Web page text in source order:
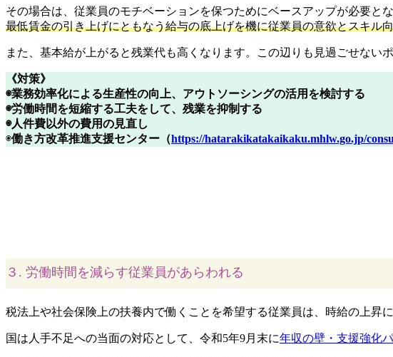
その場合は、従業員のモチベーションを保つためにベースアップが必要と
最低賃金の引き上げにともなう給与の底上げを機に従業員の意欲とスキル
また、基本給が上がると残業代も高くなります。この辺りも見過ごせないポ
《対策》
◉業務効率化による生産性の向上、アウトソーシングの活用を検討する
◉労働時間を短縮する工夫をして、残業を抑制する
◉人件費以外の費用の見直し
◉働き方改革推進支援センター（https://hatarakikatakaikaku.mhlw.go.jp/
３. 労働時間を減らす従業員があらわれる
税法上や社会保険上の扶養内で働くことを希望する従業員は、時給の上昇
国は人手不足への当面の対応として、令和5年9月末に年収の壁・支援強化